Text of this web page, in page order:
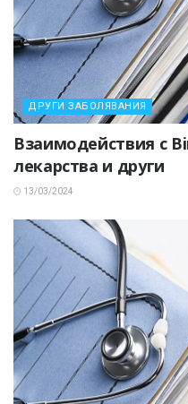
ДРУГИ ЗАБОЛЯВАНИЯ
Взаимодействия с
лекарства и други
13/03/2024